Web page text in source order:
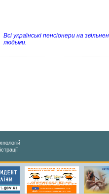
Всі українські пенсіонери на
людьми.